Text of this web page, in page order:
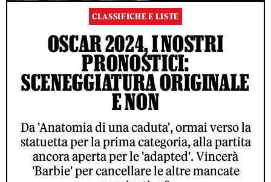
CLASSIFICHE E LISTE
OSCAR 2024, I NOSTRI
PRONOSTICI:
SCENEGGIATURA ORIGINALE
E NON
Da 'Anatomia di una caduta', ormai verso la
statuetta per la prima categoria, alla partita
ancora aperta per le 'adapted'. Vincerà
'Barbie' per cancellare le altre mancate